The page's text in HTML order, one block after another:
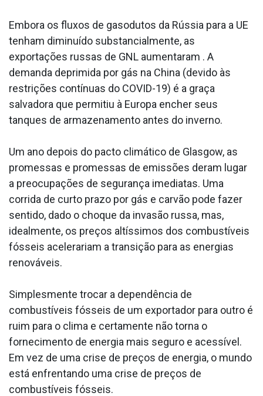
Embora os fluxos de gasodutos da Rússia para a UE
tenham diminuído substancialmente, as
exportações russas de GNL aumentaram . A
demanda deprimida por gás na China (devido às
restrições contínuas do COVID-19) é a graça
salvadora que permitiu à Europa encher seus
tanques de armazenamento antes do inverno.
Um ano depois do pacto climático de Glasgow, as
promessas e promessas de emissões deram lugar
a preocupações de segurança imediatas. Uma
corrida de curto prazo por gás e carvão pode fazer
sentido, dado o choque da invasão russa, mas,
idealmente, os preços altíssimos dos combustíveis
fósseis acelerariam a transição para as energias
renováveis.
Simplesmente trocar a dependência de
combustíveis fósseis de um exportador para outro é
ruim para o clima e certamente não torna o
fornecimento de energia mais seguro e acessível.
Em vez de uma crise de preços de energia, o mundo
está enfrentando uma crise de preços de
combustíveis fósseis.